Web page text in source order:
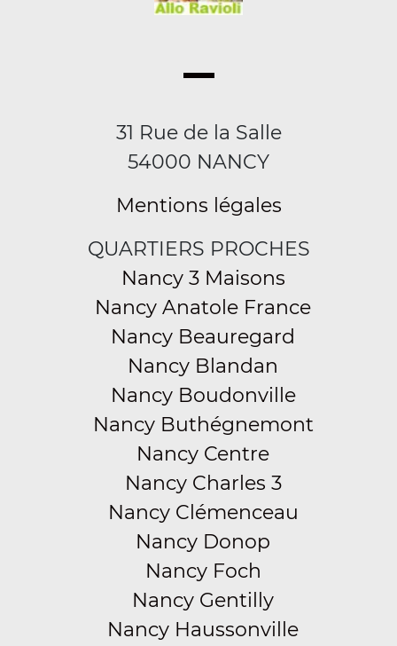
31 Rue de la Salle
54000 NANCY
Mentions légales
QUARTIERS PROCHES
Nancy 3 Maisons
Nancy Anatole France
Nancy Beauregard
Nancy Blandan
Nancy Boudonville
Nancy Buthégnemont
Nancy Centre
Nancy Charles 3
Nancy Clémenceau
Nancy Donop
Nancy Foch
Nancy Gentilly
Nancy Haussonville